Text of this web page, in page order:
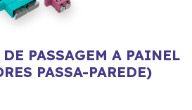
PASSAGEM A PAINEL
PASSA-PAREDE)